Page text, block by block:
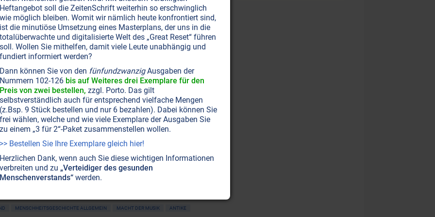
veränderten
Was hebt César Franck aus anderen Komponisten
groß ein, und was haben die Kinder Robert
Dinge hinter der Musik, als sich unsere
AUSGABE BESTELLEN
NR. 18, S.34 PSYCHOLOGIE MACHT DER MUSIK GESUNDHEIT
Klang schwingt Heilung
Terrier mit epileptischen Anfällen? Ein Mann mit
Eine Katze mit Angstzuständen? Eine Frau mit
Dr. Yair Schiftan verhilft ihnen allen zu rascher
ihrer Pein. Sein Rezept kennt keine Nebenwirkungen:
– Musik!Weiterlesen...
MENSCHHEITSGESCHICHTE ALLGEMEIN MACHT DER MUSIK ANTIKE
Heftangebot soll die ZeitenSchrift weiterhin so erschwinglich
wie möglich bleiben. Womit wir nämlich heute konfrontiert sind,
ist die minutiöse Umsetzung eines Masterplans, der uns in die
totalüberwachte und digitalisierte Welt des „Great Reset“ führen
soll. Wollen Sie mithelfen, damit viele Leute unabhängig und
fundiert informiert werden?
Dann können Sie von den fünfundzwanzigAusgaben der
Nummern 102-126 bis auf Weiteres drei Exemplare für den
Preis von zwei bestellen, zzgl. Porto. Das gilt
selbstverständlich auch für entsprechend vielfache Mengen
(z.Bsp. 9 Stück bestellen und nur 6 bezahlen). Dabei können Sie
frei wählen, welche und wie viele Exemplare der Ausgaben Sie
zu einem „3 für 2“-Paket zusammenstellen wollen.
>> Bestellen Sie Ihre Exemplare gleich hier!
Herzlichen Dank, wenn auch Sie diese wichtigen Informationen
verbreiten und zu „Verteidiger des gesunden
Menschenverstands“werden.